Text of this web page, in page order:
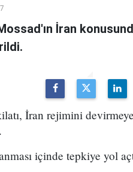
İran
İran rejimini
içinde tepkiye yol